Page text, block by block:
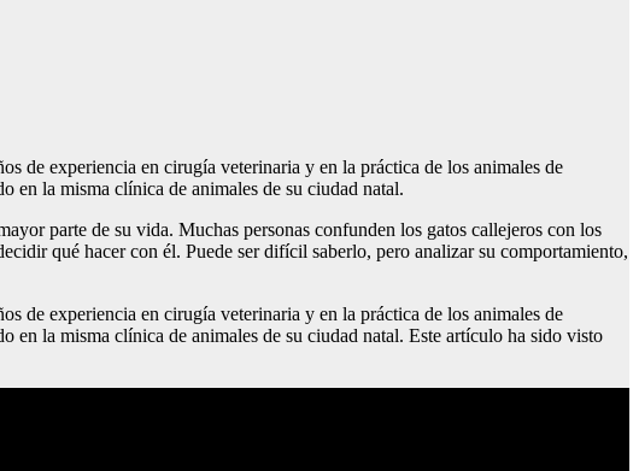
experiencia en cirugía veterinaria y en la práctica de los animales de
en la misma clínica de animales de su ciudad natal.
parte de su vida. Muchas personas confunden los gatos callejeros con los
qué hacer con él. Puede ser difícil saberlo, pero analizar su comportamiento,
experiencia en cirugía veterinaria y en la práctica de los animales de
la misma clínica de animales de su ciudad natal. Este artículo ha sido visto